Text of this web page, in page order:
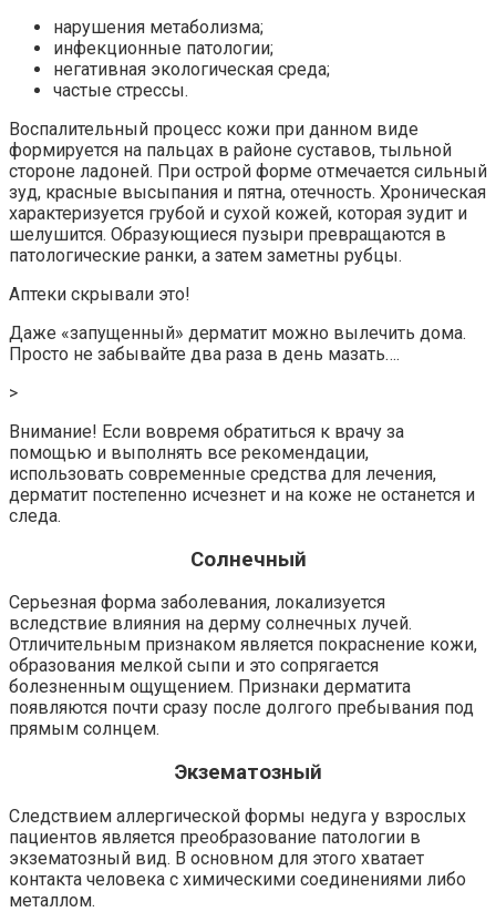
нарушения метаболизма;
инфекционные патологии;
негативная экологическая среда;
частые стрессы.
Воспалительный процесс кожи при данном виде
формируется на пальцах в районе суставов, тыльной
стороне ладоней. При острой форме отмечается сильный
зуд, красные высыпания и пятна, отечность. Хроническая
характеризуется грубой и сухой кожей, которая зудит и
шелушится. Образующиеся пузыри превращаются в
патологические ранки, а затем заметны рубцы.
Аптеки скрывали это!
Даже «запущенный» дерматит можно вылечить дома.
Просто не забывайте два раза в день мазать….
>
Внимание! Если вовремя обратиться к врачу за
помощью и выполнять все рекомендации,
использовать современные средства для лечения,
дерматит постепенно исчезнет и на коже не останется и
следа.
Солнечный
Серьезная форма заболевания, локализуется
вследствие влияния на дерму солнечных лучей.
Отличительным признаком является покраснение кожи,
образования мелкой сыпи и это сопрягается
болезненным ощущением. Признаки дерматита
появляются почти сразу после долгого пребывания под
прямым солнцем.
Экзематозный
Следствием аллергической формы недуга у взрослых
пациентов является преобразование патологии в
экзематозный вид. В основном для этого хватает
контакта человека с химическими соединениями либо
металлом.